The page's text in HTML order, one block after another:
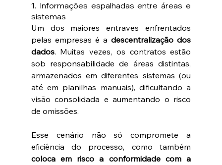
1. Informações espalhadas entre áreas e
sistemas
Um dos maiores entraves enfrentados
pelas empresas é a descentralização dos
dados. Muitas vezes, os contratos estão
sob responsabilidade de áreas distintas,
armazenados em diferentes sistemas (ou
até em planilhas manuais), dificultando a
visão consolidada e aumentando o risco
de omissões.
Esse cenário não só compromete a
coloca em risco a conformidade com a